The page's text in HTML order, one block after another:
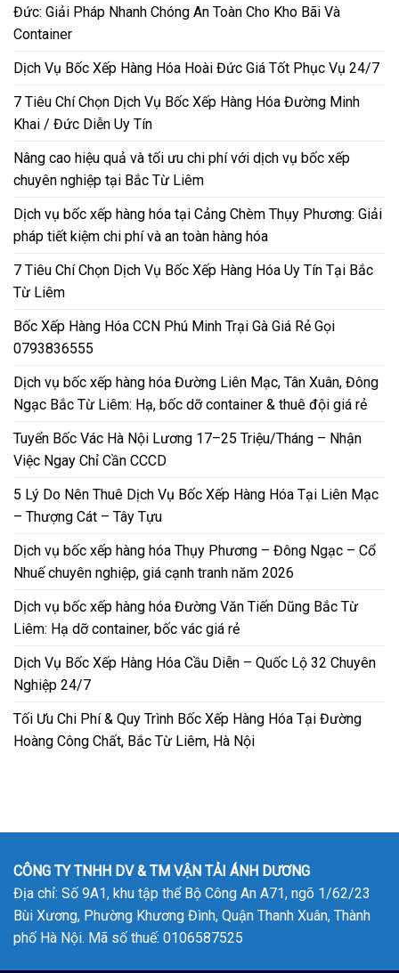
Đức: Giải Pháp Nhanh Chóng An Toàn Cho Kho Bãi Và
Container
Dịch Vụ Bốc Xếp Hàng Hóa Hoài Đức Giá Tốt Phục Vụ 24/7
7 Tiêu Chí Chọn Dịch Vụ Bốc Xếp Hàng Hóa Đường Minh
Khai / Đức Diễn Uy Tín
Nâng cao hiệu quả và tối ưu chi phí với dịch vụ bốc xếp
chuyên nghiệp tại Bắc Từ Liêm
Dịch vụ bốc xếp hàng hóa tại Cảng Chèm Thụy Phương: Giải
pháp tiết kiệm chi phí và an toàn hàng hóa
7 Tiêu Chí Chọn Dịch Vụ Bốc Xếp Hàng Hóa Uy Tín Tại Bắc
Từ Liêm
Bốc Xếp Hàng Hóa CCN Phú Minh Trại Gà Giá Rẻ Gọi
0793836555
Dịch vụ bốc xếp hàng hóa Đường Liên Mạc, Tân Xuân, Đông
Ngạc Bắc Từ Liêm: Hạ, bốc dỡ container & thuê đội giá rẻ
Tuyển Bốc Vác Hà Nội Lương 17–25 Triệu/Tháng – Nhận
Việc Ngay Chỉ Cần CCCD
5 Lý Do Nên Thuê Dịch Vụ Bốc Xếp Hàng Hóa Tại Liên Mạc
– Thượng Cát – Tây Tựu
Dịch vụ bốc xếp hàng hóa Thụy Phương – Đông Ngạc – Cổ
Nhuế chuyên nghiệp, giá cạnh tranh năm 2026
Dịch vụ bốc xếp hàng hóa Đường Văn Tiến Dũng Bắc Từ
Liêm: Hạ dỡ container, bốc vác giá rẻ
Dịch Vụ Bốc Xếp Hàng Hóa Cầu Diễn – Quốc Lộ 32 Chuyên
Nghiệp 24/7
Tối Ưu Chi Phí & Quy Trình Bốc Xếp Hàng Hóa Tại Đường
Hoàng Công Chất, Bắc Từ Liêm, Hà Nội
CÔNG TY TNHH DV & TM VẬN TẢI ÁNH DƯƠNG
Địa chỉ: Số 9A1, khu tập thể Bộ Công An A71, ngõ 1/62/23
Bùi Xương, Phường Khương Đình, Quận Thanh Xuân, Thành
phố Hà Nội. Mã số thuế: 0106587525